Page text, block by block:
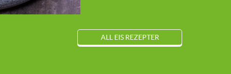
ALL EIS REZEPTER